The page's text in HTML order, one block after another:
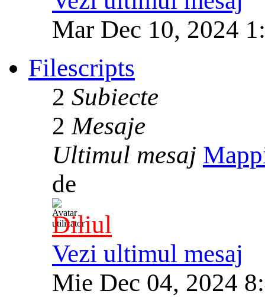
Mar Dec 10, 2024
Filescripts
2 Subiecte
2 Mesaje
Ultimul mesaj
de
Diliul
Vezi ultimul mesaj
Mie Dec 04, 2024